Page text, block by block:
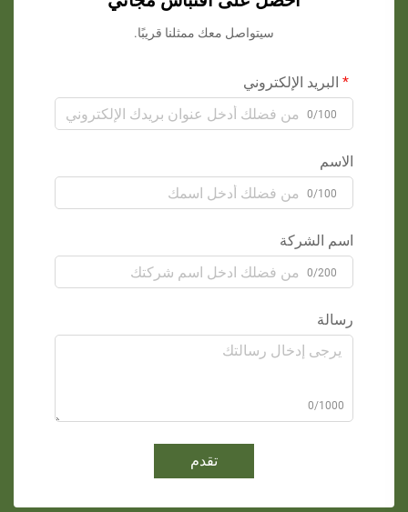
سيتواصل معك ممثلنا قريبًا.
البريد الإلكتروني
0/100
الاسم
0/100
اسم الشركة
0/200
رسالة
0/1000
تقدم